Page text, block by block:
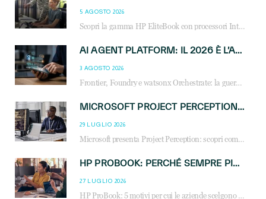
5 AGOSTO 2026
Scopri la gamma HP EliteBook con processori Intel® Core™ Ultra e AMD Ryzen™ AI. Notebook business progettati per aumentare la produttività, migliorare la collaborazione e garantire sicurezza avanzata in ufficio e in mobilità.
AI AGENT PLATFORM: IL 2026 È L’ANNO DEL «SISTEMA OPERATIVO» PER GLI AGENTI AZIENDALI
3 AGOSTO 2026
Frontier, Foundry e watsonx Orchestrate: la guerra delle piattaforme AI agent ridisegna il mercato IT. Cosa cambia per reseller, MSP e system integrator.
MICROSOFT PROJECT PERCEPTION: COME GLI AGENTI AI CAMBIERANNO SOC, CYBERSECURITY E SERVIZI MSP
29 LUGLIO 2026
Microsoft presenta Project Perception: scopri come gli agenti AI possono trasformare cybersecurity, SOC e servizi gestiti degli MSP.
HP PROBOOK: PERCHÉ SEMPRE PIÙ AZIENDE SCELGONO NOTEBOOK PROGETTATI PER IL LAVORO MODERNO
27 LUGLIO 2026
HP ProBook: 5 motivi per cui le aziende scelgono i notebook business HP per migliorare produttività, sicurezza e gestione dell’AI.